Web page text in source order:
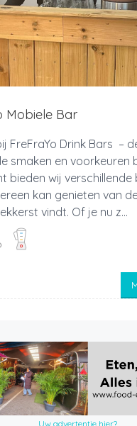
Mobiele Bar
FreFraYo Drink Bars –
smaken en voorkeuren
bieden wij verschillende
kan genieten van
vindt. Of je nu z...
Uw advertentie hier?